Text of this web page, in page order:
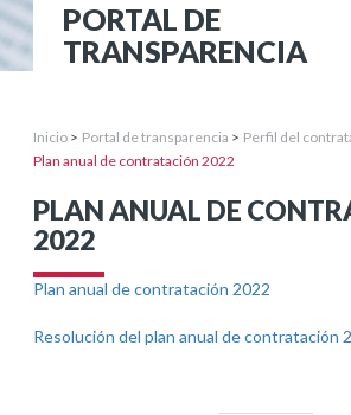
PORTAL DE
TRANSPARENCIA
Inicio > Portal de transparencia > Perfil del
Plan anual de contratación 2022
PLAN ANUAL DE
2022
Plan anual de contratación 2022
Resolución del plan anual de contratación